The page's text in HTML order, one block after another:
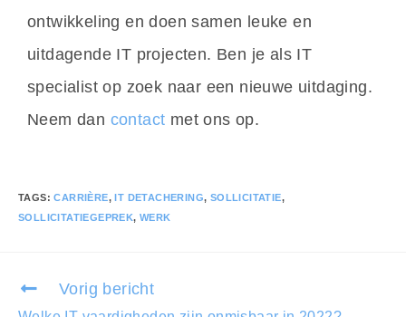
ontwikkeling en doen samen leuke en
uitdagende IT projecten. Ben je als IT
specialist op zoek naar een nieuwe uitdaging.
Neem dan contact met ons op.
TAGS:CARRIÈRE, IT DETACHERING, SOLLICITATIE,
SOLLICITATIEGEPREK, WERK
Vorig bericht